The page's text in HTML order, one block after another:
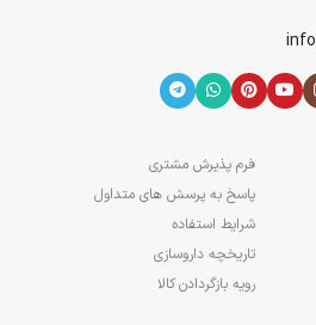
فرم پذیرش مشتری
پاسخ به پرسش های متداول
شرایط استفاده
تاریخچه داروسازی
رویه بازگردادن کالا